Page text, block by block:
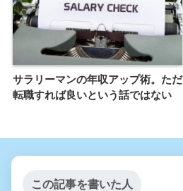
サラリーマンの年収アップ術。ただ
転職すれば良いという話ではない
この記事を書いた人